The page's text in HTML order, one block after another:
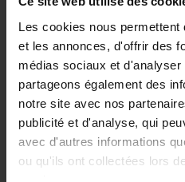
Les cookies nous
et les annonces, d'offrir des
médias sociaux et d'analyser
partageons également des
notre site avec nos
publicité et d'analyse, qui
avec d'autres informations
ou qu'ils ont collectées lors
ROUE DENTEE DROITE,
N=25, D2=12, ACIER INOX.